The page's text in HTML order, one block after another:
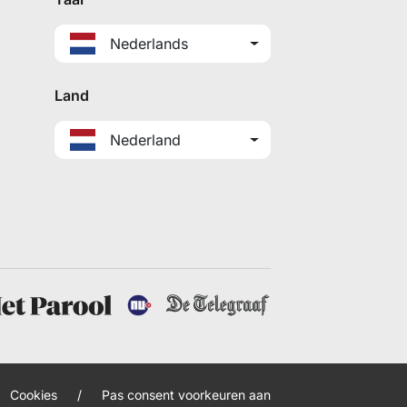
Nederlands
Land
Nederland
Cookies / Pas consent voorkeuren aan